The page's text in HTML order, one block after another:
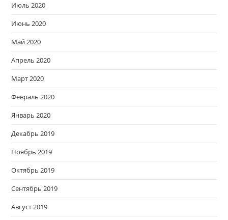
Июль 2020
Июнь 2020
Май 2020
Апрель 2020
Март 2020
Февраль 2020
Январь 2020
Декабрь 2019
Ноябрь 2019
Октябрь 2019
Сентябрь 2019
Август 2019